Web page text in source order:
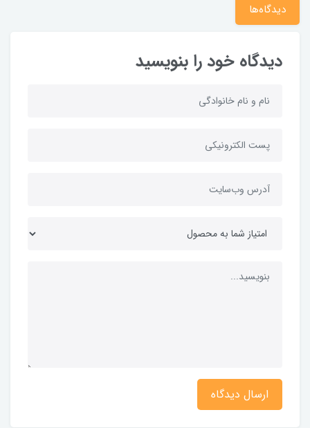
دیدگاه‌ها
دیدگاه خود را بنویسید
ارسال دیدگاه